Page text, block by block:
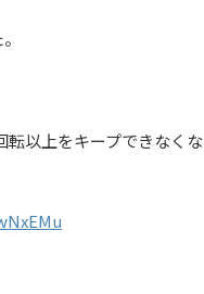
転以上をキープできなくな